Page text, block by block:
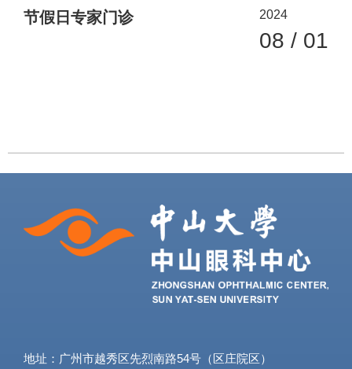
东省医疗保障局关于印发特需医疗服务项
话：020-66607666 中山大学中山眼
节假日专家门诊 2024
08 / 01
地址：广州市越秀区先烈南路54号（区庄院区）